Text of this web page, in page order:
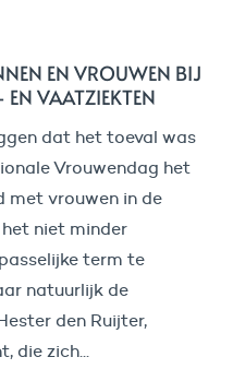
EN VROUWEN BIJ
VAATZIEKTEN
dat het toeval was
Vrouwendag het
met vrouwen in de
niet minder
term te
natuurlijk de
den Ruijter,
die zich...